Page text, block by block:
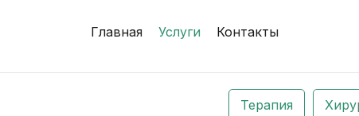
Главная Услуги Контакты
Терапия